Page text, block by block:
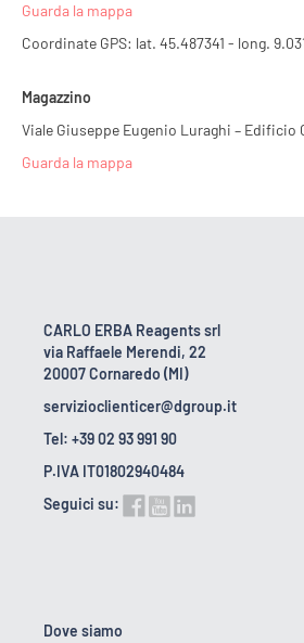
Guarda la mappa
Coordinate GPS: lat. 45.487341 - long.
Magazzino
Viale Giuseppe Eugenio Luraghi – Edificio
Guarda la mappa
CARLO ERBA Reagents srl
via Raffaele Merendi, 22
20007 Cornaredo (MI)
servizioclienticer@dgroup.it
Tel: +39 02 93 991 90
P.IVA IT01802940484
Seguici su:
Dove siamo